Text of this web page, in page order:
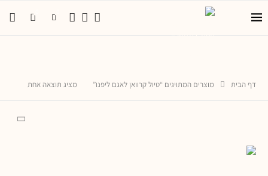
דף הבית מוצרים המתויגים “טיול קרוואן לאגם ליפנו” מציג תוצאה אחת